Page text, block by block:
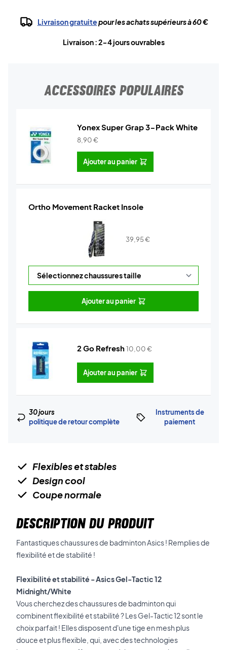
Livraison gratuitepour les achats supérieurs à 60 €
Livraison : 2-4 jours ouvrables
ACCESSOIRES POPULAIRES
Yonex Super Grap 3-Pack White
8,90€
Ajouter au panier
Ortho Movement Racket Insole
39,95€
Ajouter au panier
2 Go Refresh10,00€
Ajouter au panier
30 jours
politique de retour complète
Instruments de
paiement
Flexibles et stables
Design cool
Coupe normale
DESCRIPTION DU PRODUIT
Fantastiques chaussures de badminton Asics ! Remplies de
flexibilité et de stabilité !
Flexibilité et stabilité - Asics Gel-Tactic 12
Midnight/White
Vous cherchez des chaussures de badminton qui
combinent flexibilité et stabilité ? Les Gel-Tactic 12 sont le
choix parfait ! Elles disposent d'une tige en mesh plus
douce et plus flexible, qui, avec des technologies